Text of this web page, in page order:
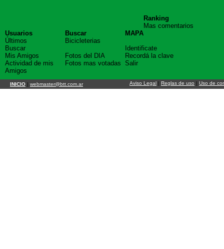
Ranking
Mas comentarios
Usuarios
Últimos
Buscar
Mis Amigos
Actividad de mis
Amigos
Buscar
Bicicleterias
Fotos del DIA
Fotos mas votadas
MAPA
Identificate
Recordá la clave
Salir
INICIO | webmaster@btt.com.ar Aviso Legal | Reglas de uso | Uso de